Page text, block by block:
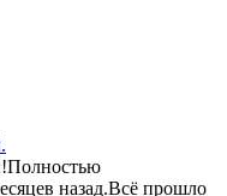
назад.Всё прошло